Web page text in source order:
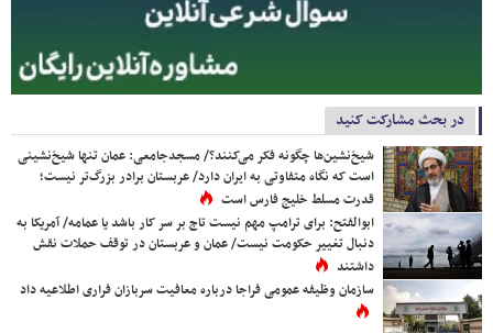
در بحث مشارکت کنید
شیخ‌نشین‌ها چگونه فکر می‌کنند؟/ مسجدجامعی: عمان تنها شیخ‌نشینی
است که نگاه متفاوتی به ایران دارد/ عربستان برادر بزرگ‌تر نیست؛
قدرت مسلط خلیج فارس است
ابوالفتح: برای ترامپ مهم نیست تاج بر سر کار باشد یا عمامه/ آمریکا به
دنبال تغییر حکومت نیست/ عمان و عربستان در توقف حملات نقش
داشتند
سازمان وظیفه عمومی فراجا درباره معافیت سربازان فراری اطلاعیه داد